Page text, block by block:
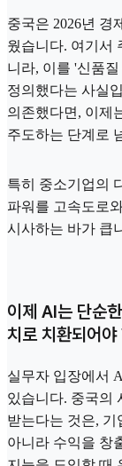
중국은 2026년 경
웠습니다. 여기서
니라, 이를 '신품질
정의했다는 사실
의존했다면, 이제
주도하는 단계로
특히 중소기업의
파워를 고속도로
시사하는 바가 큽
이제 AI는 단순
치로 치환되어야
실무자 입장에서
있습니다. 중국의
받는다는 것은, 기
아니라 수익을 창